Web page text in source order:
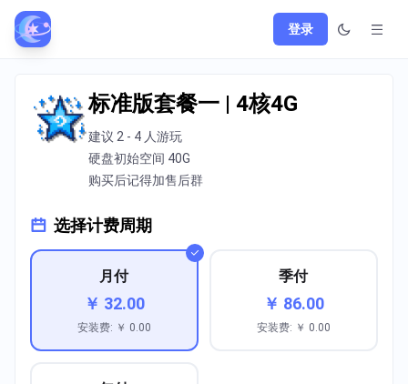
登录
标准版套餐一 | 4核4G
建议 2 - 4 人游玩
硬盘初始空间 40G
购买后记得加售后群
选择计费周期
月付
￥ 32.00
安装费: ￥ 0.00
季付
￥ 86.00
安装费: ￥ 0.00